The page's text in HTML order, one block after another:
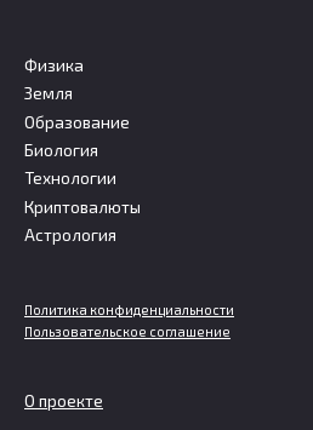
Физика
Земля
Образование
Биология
Технологии
Криптовалюты
Астрология
Политика конфиденциальности
Пользовательское соглашение
О проекте